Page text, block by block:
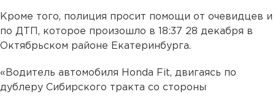
Кроме того, полиция просит помощи от очевидцев и
по ДТП, которое произошло в 18:37 28 декабря в
Октябрьском районе Екатеринбурга.
«Водитель автомобиля Honda Fit, двигаясь по
дублеру Сибирского тракта со стороны